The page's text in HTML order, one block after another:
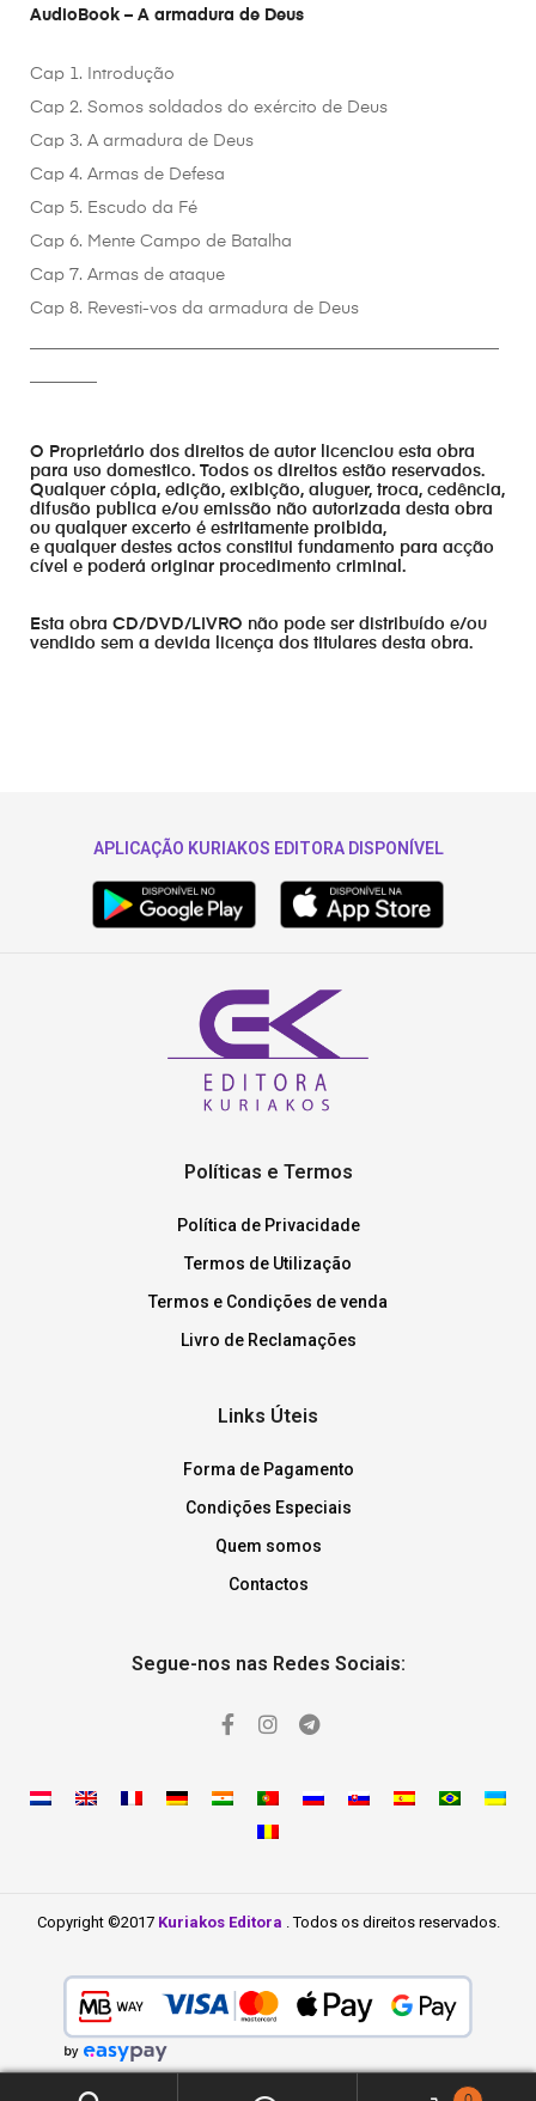
AudioBook – A armadura de Deus
Cap 1. Introdução
Cap 2. Somos soldados do exército de Deus
Cap 3. A armadura de Deus
Cap 4. Armas de Defesa
Cap 5. Escudo da Fé
Cap 6. Mente Campo de Batalha
Cap 7. Armas de ataque
Cap 8. Revesti-vos da armadura de Deus
O Proprietário dos direitos de autor licenciou esta obra
para uso domestico. Todos os direitos estão reservados.
Qualquer cópia, edição, exibição, aluguer, troca, cedência,
difusão publica e/ou emissão não autorizada desta obra
ou qualquer excerto é estritamente proibida,
e qualquer destes actos constitui fundamento para acção
cível e poderá originar procedimento criminal.
Esta obra CD/DVD/LIVRO não pode ser distribuído e/ou
vendido sem a devida licença dos titulares desta obra.
APLICAÇÃO KURIAKOS EDITORA DISPONÍVEL
Políticas e Termos
Política de Privacidade
Termos de Utilização
Termos e Condições de venda
Livro de Reclamações
Links Úteis
Forma de Pagamento
Condições Especiais
Quem somos
Contactos
Segue-nos nas Redes Sociais:
Copyright ©2017 Kuriakos Editora . Todos os direitos reservados.